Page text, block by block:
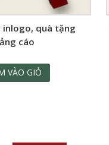
inlogo, quà tặng
cáo
VÀO GIỎ